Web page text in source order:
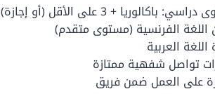
باكالوريا + 3 على الأقل (أو إجازة)
اللغة الفرنسية (مستوى متقدم)
اللغة العربية
تواصل شفهية ممتازة
على العمل ضمن فريق